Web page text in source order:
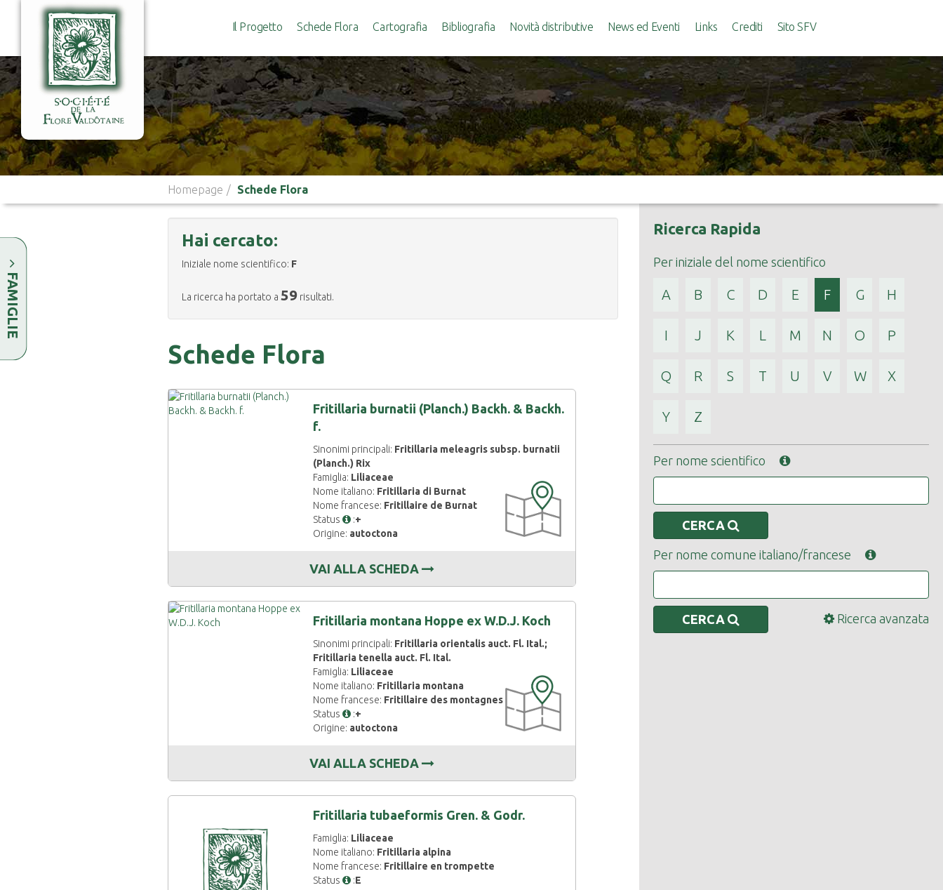
Il Progetto Schede Flora Cartografia Bibliografia Novità distributive News ed Eventi Links Crediti Sito SFV
Homepage Schede Flora
FAMIGLIE
Hai cercato:
Iniziale nome scientifico: F
La ricerca ha portato a 59 risultati.
Schede Flora
Fritillaria burnatii (Planch.) Backh. & Backh.
f.
Sinonimi principali: Fritillaria meleagris subsp. burnatii
(Planch.) Rix
Famiglia: Liliaceae
Nome italiano: Fritillaria di Burnat
Nome francese: Fritillaire de Burnat
Status
:+
Origine: autoctona
CARTOGRAFIA
DISPONIBILE
VAI ALLA SCHEDA
Fritillaria montana Hoppe ex W.D.J. Koch
Sinonimi principali: Fritillaria orientalis auct. Fl. Ital.;
Fritillaria tenella auct. Fl. Ital.
Famiglia: Liliaceae
Nome italiano: Fritillaria montana
Nome francese: Fritillaire des montagnes
Status
:+
Origine: autoctona
CARTOGRAFIA
DISPONIBILE
VAI ALLA SCHEDA
Fritillaria tubaeformis Gren. & Godr.
Famiglia: Liliaceae
Nome italiano: Fritillaria alpina
Nome francese: Fritillaire en trompette
Status
:E
Ricerca Rapida
Per iniziale del nome scientifico
A B C D E F G H
I J K L M N O P
Q R S T U V W X
Y Z
Per nome scientifico
CERCA
Per nome comune italiano/francese
CERCA Ricerca avanzata